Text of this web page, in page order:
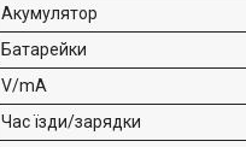
Акумулятор
Батарейки
V/mA
Час їзди/зарядки